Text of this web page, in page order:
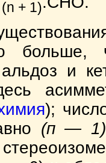
(n + 1)
больше,
и
);
(п —